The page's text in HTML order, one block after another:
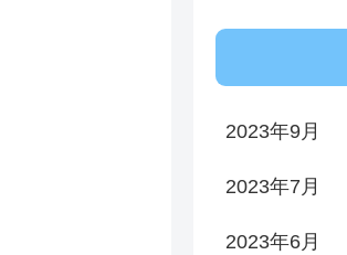
2023年9月
2023年7月
2023年6月